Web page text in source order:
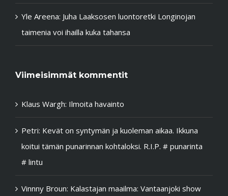
Yle Areena: Juha Laaksosen luontoretki Longinojan
taimenia voi ihailla kuka tahansa
Viimeisimmät kommentit
Klaus Wargh: Ilmoita havainto
Petri: Kevät on syntymän ja kuoleman aikaa. Ikkuna
koitui tämän punarinnan kohtaloksi. R.I.P. # punarinta
# lintu
Vinnny Broun: Kalastajan maailma: Vantaanjoki show